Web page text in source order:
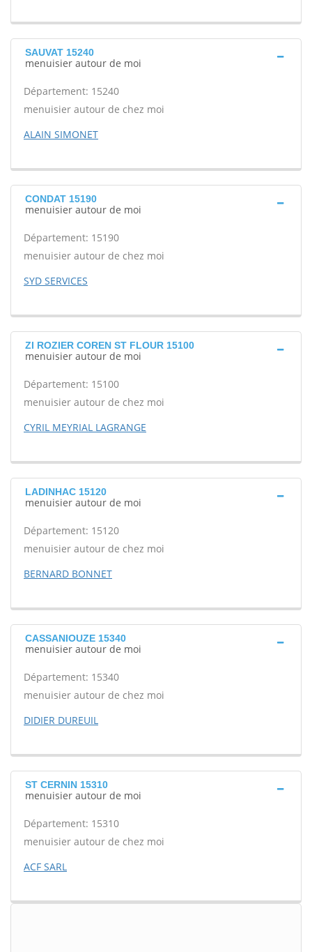
SAUVAT 15240
menuisier autour de moi
Département: 15240
menuisier autour de chez moi
ALAIN SIMONET
CONDAT 15190
menuisier autour de moi
Département: 15190
menuisier autour de chez moi
SYD SERVICES
ZI ROZIER COREN ST FLOUR 15100
menuisier autour de moi
Département: 15100
menuisier autour de chez moi
CYRIL MEYRIAL LAGRANGE
LADINHAC 15120
menuisier autour de moi
Département: 15120
menuisier autour de chez moi
BERNARD BONNET
CASSANIOUZE 15340
menuisier autour de moi
Département: 15340
menuisier autour de chez moi
DIDIER DUREUIL
ST CERNIN 15310
menuisier autour de moi
Département: 15310
menuisier autour de chez moi
ACF SARL